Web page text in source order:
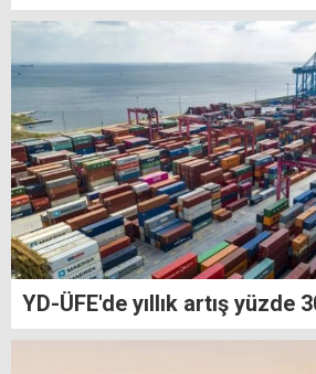
YD-ÜFE'de yıllık artış yüzde